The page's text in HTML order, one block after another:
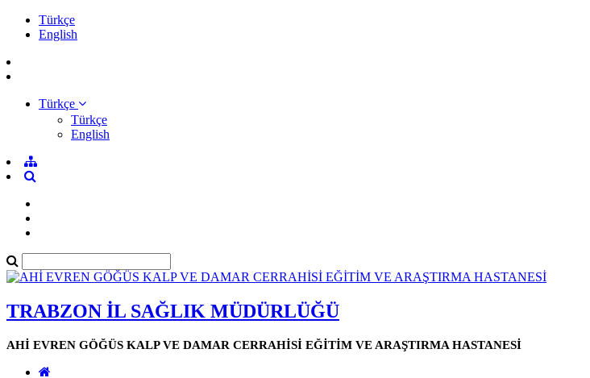
Türkçe
English
Türkçe
Türkçe
English
TRABZON İL SAĞLIK MÜDÜRLÜĞÜ
AHİ EVREN GÖĞÜS KALP VE DAMAR CERRAHİSİ EĞİTİM VE ARAŞTIRMA HASTANESİ